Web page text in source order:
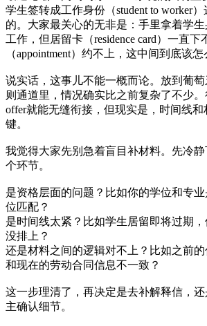
学生签转成工作身份（student to worker
的。大家最关心的无非是：手里拿着学
工作，但居留卡（residence card）一直下
（appointment）约不上，这中间到底该
说实话，这事儿不能一概而论。放到葡
则通道里，情况确实比之前复杂了不少
offer就能无缝衔接，但现实是，时间线
键。
我觉得大家先别急着盲目补材料。先冷
个环节。
是资格层面的问题？比如你的学位和专
位匹配？
是时间线太紧？比如学生居留即将过期
没排上？
还是材料之间的逻辑对不上？比如之前
和现在的劳动合同信息不一致？
这一步理清了，再决定是去补解释信，
主确认细节。